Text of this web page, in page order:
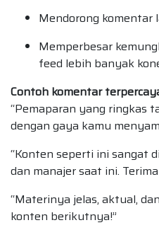
Mendorong komentar
Memperbesar
feed lebih banyak
Contoh komentar
“Pemaparan yang ringkas
dengan gaya kamu
“Konten seperti ini sangat
dan manajer saat ini.
“Materinya jelas, aktual,
konten berikutnya!”